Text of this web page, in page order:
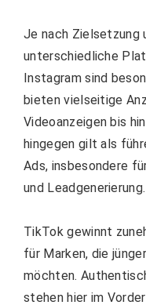
Je nach Zielsetzung
unterschiedliche
Instagram sind
bieten vielseitige
Videoanzeigen bis
hingegen gilt als
Ads, insbesondere
und Leadgenerierung.
TikTok gewinnt
für Marken, die
möchten.
stehen hier im